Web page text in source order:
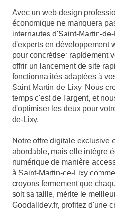
Avec un web design
économique ne manquera
internautes d'Saint-Martin-
d'experts en développement
pour concrétiser rapidement
offrir un lancement de site
fonctionnalités adaptées à
Saint-Martin-de-Lixy. Nous
temps c'est de l'argent, et
d'optimiser les deux pour
de-Lixy.
Notre offre digitale exclusive
abordable, mais elle intègre
numérique de manière
à Saint-Martin-de-Lixy
croyons fermement que
soit sa taille, mérite le
Goodalldev.fr, profitez d'une